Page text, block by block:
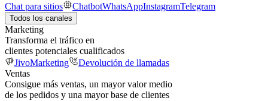
Chat para sitios
ChatbotWhatsAppInstagramTelegram
Todos los canales
Marketing
Transforma el tráfico en
clientes potenciales cualificados
JivoMarketing
Devolución de llamadas
Ventas
Consigue más ventas, un mayor valor medio
de los pedidos y una mayor base de clientes